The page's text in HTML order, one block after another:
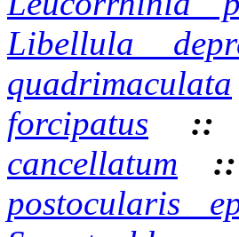
Libellula
quadrimaculata
forcipatus ::
cancellatum
postocularis